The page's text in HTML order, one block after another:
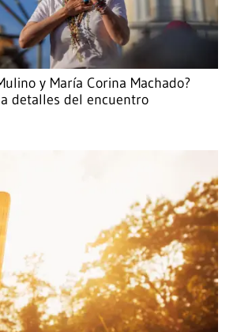
y María Corina Machado?
detalles del encuentro